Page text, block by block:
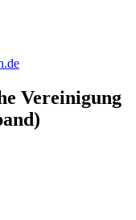
Vereinigung